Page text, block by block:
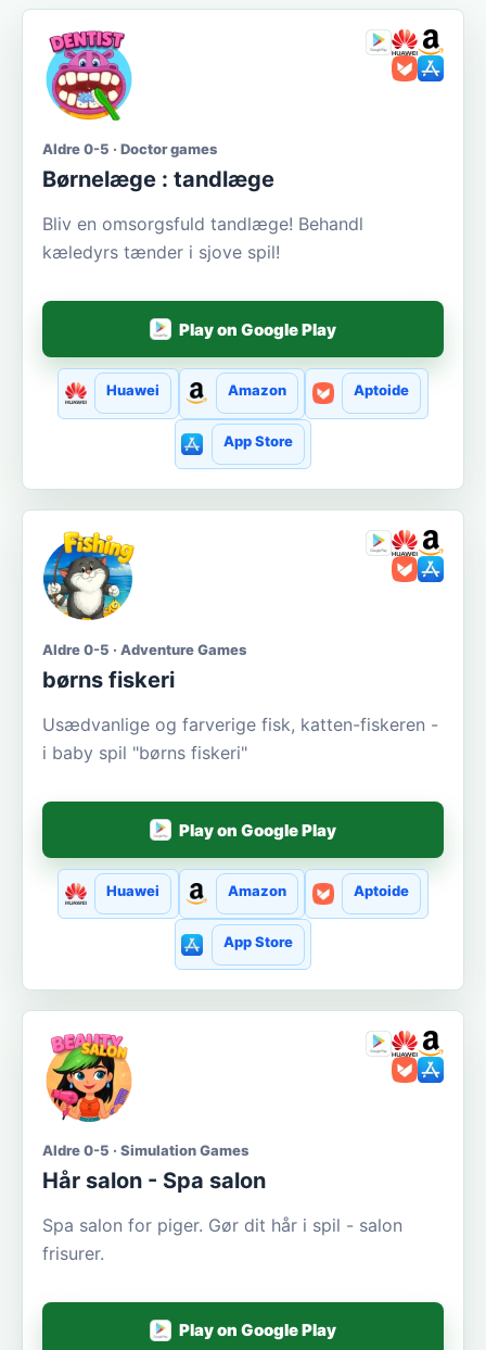
Aldre 0-5 · Doctor games
Børnelæge : tandlæge
Bliv en omsorgsfuld tandlæge! Behandl
kæledyrs tænder i sjove spil!
Play on Google Play
Huawei Amazon Aptoide
App Store
Aldre 0-5 · Adventure Games
børns fiskeri
Usædvanlige og farverige fisk, katten-fiskeren -
i baby spil "børns fiskeri"
Play on Google Play
Huawei Amazon Aptoide
App Store
Aldre 0-5 · Simulation Games
Hår salon - Spa salon
Spa salon for piger. Gør dit hår i spil - salon
frisurer.
Play on Google Play